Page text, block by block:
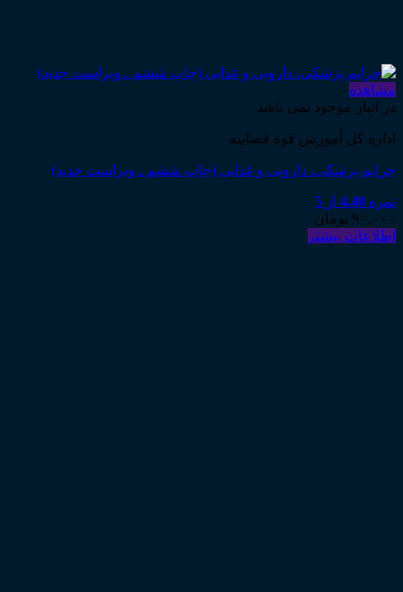
مشاهده
در انبار موجود نمی باشد
اداره کل آموزش قوه قضاییه
جرایم پزشکی، دارویی و غذایی (چاپ ششم ـ ویراست جدید)
نمره 4.40 از 5
۹۰,۰۰۰ تومان
اطلاعات بیشتر